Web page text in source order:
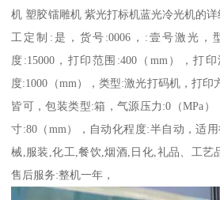
机 塑胶镭雕机 紫光打标机蓝光冷光机的
工定制:是，货号:0006，:壹号激光，
度:15000，打印范围:400（mm），打
度:1000（mm），类型:激光打码机，打
皆可，包装类型:箱，气源压力:0（MPa）
寸:80（mm），自动化程度:半自动，适
械,服装,化工,餐饮,烟酒,日化,礼品、工艺
售后服务:整机一年，